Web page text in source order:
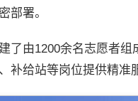
部署。
了由1200余名志愿者
补给站等岗位提供精准